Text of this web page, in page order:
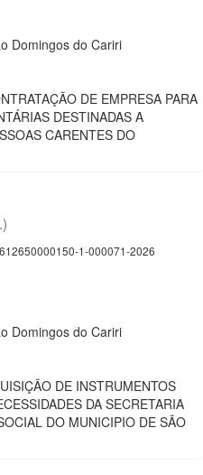
Domingos do Cariri
DE EMPRESA PARA
DESTINADAS A
CARENTES DO
1-000071-2026
Domingos do Cariri
DE INSTRUMENTOS
DA SECRETARIA
DO MUNICIPIO DE SÃO